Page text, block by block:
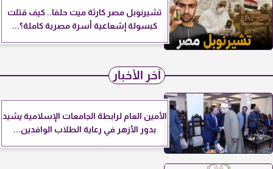
تشيرنوبل مصر كارثة ميت حلفا.. كيف قتلت
كبسولة إشعاعية أسرة مصرية كاملة؟...
آخر الأخبار
الأمين العام لرابطة الجامعات الإسلامية يشيد
بدور الأزهر في رعاية الطلاب الوافدين...